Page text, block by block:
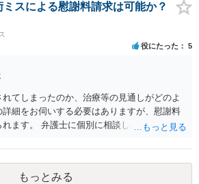
スによる慰謝料請求は可能か？
役にたった 5
てしまったのか、治療等の見通しがどのよ
細をお伺いする必要はありますが、慰謝料
ます。 弁護士に個別に相談した方がよいケ
。
もっとみる